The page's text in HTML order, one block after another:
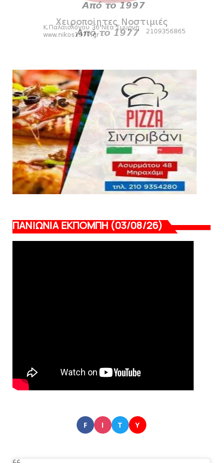
August 06, 2026
SLIDE
Bόλεϊ Γυναικών: Εξαντλήθηκαν τα διαρκείας
SUPERLEAGUE2
Στην AEΛ ο Παπαγεωργίου
August 06, 2026
ΠΑΝΙΩΝΙΑ ΕΚΠΟΜΠΗ (03/08/26)
F I T Y